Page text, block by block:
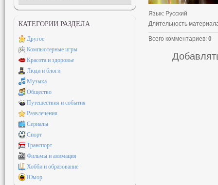
Язык: Русский
Длительность
Всего комментариев: 0
КАТЕГОРИИ РАЗДЕЛА
Другое
Компьютерные игры
Красота и здоровье
Люди и блоги
Музыка
Общество
Путешествия и события
Развлечения
Сериалы
Спорт
Транспорт
Фильмы и анимация
Хобби и образование
Юмор